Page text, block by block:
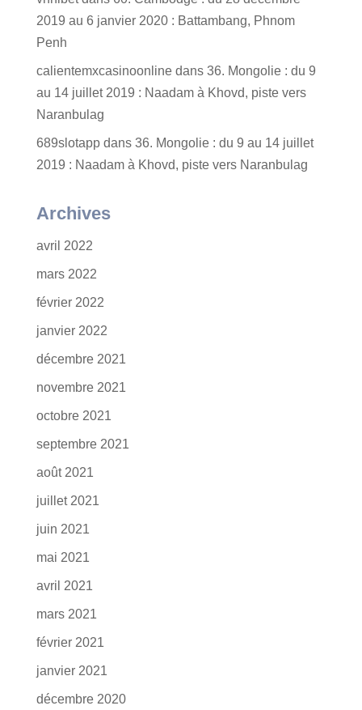
2019 au 6 janvier 2020 : Battambang, Phnom
Penh
calientemxcasinoonlinedans 36. Mongolie : du 9
au 14 juillet 2019 : Naadam à Khovd, piste vers
Naranbulag
689slotappdans 36. Mongolie : du 9 au 14 juillet
2019 : Naadam à Khovd, piste vers Naranbulag
Archives
avril 2022
mars 2022
février 2022
janvier 2022
décembre 2021
novembre 2021
octobre 2021
septembre 2021
août 2021
juillet 2021
juin 2021
mai 2021
avril 2021
mars 2021
février 2021
janvier 2021
décembre 2020